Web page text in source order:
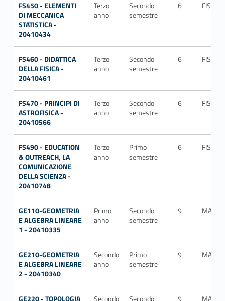
FS450 - ELEMENTI
DI MECCANICA
STATISTICA -
20410434
Terzo
anno
Secondo
semestre
6 FIS/02
FS460 - DIDATTICA
DELLA FISICA -
20410461
Terzo
anno
Secondo
semestre
6 FIS/08
FS470 - PRINCIPI DI
ASTROFISICA -
20410566
Terzo
anno
Secondo
semestre
6 FIS/05
FS490 - EDUCATION
& OUTREACH, LA
COMUNICAZIONE
DELLA SCIENZA -
20410748
Terzo
anno
Primo
semestre
6 FIS/08
GE110-GEOMETRIA
E ALGEBRA LINEARE
1 - 20410335
Primo
anno
Secondo
semestre
9 MAT/03
GE210-GEOMETRIA
E ALGEBRA LINEARE
2 - 20410340
Secondo
anno
Primo
semestre
9 MAT/03
GE220 - TOPOLOGIA
Secondo
Secondo
9 MAT/03